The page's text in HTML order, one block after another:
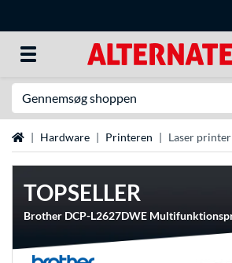
StartsideHardware Printeren Laser printer
TOPSELLER